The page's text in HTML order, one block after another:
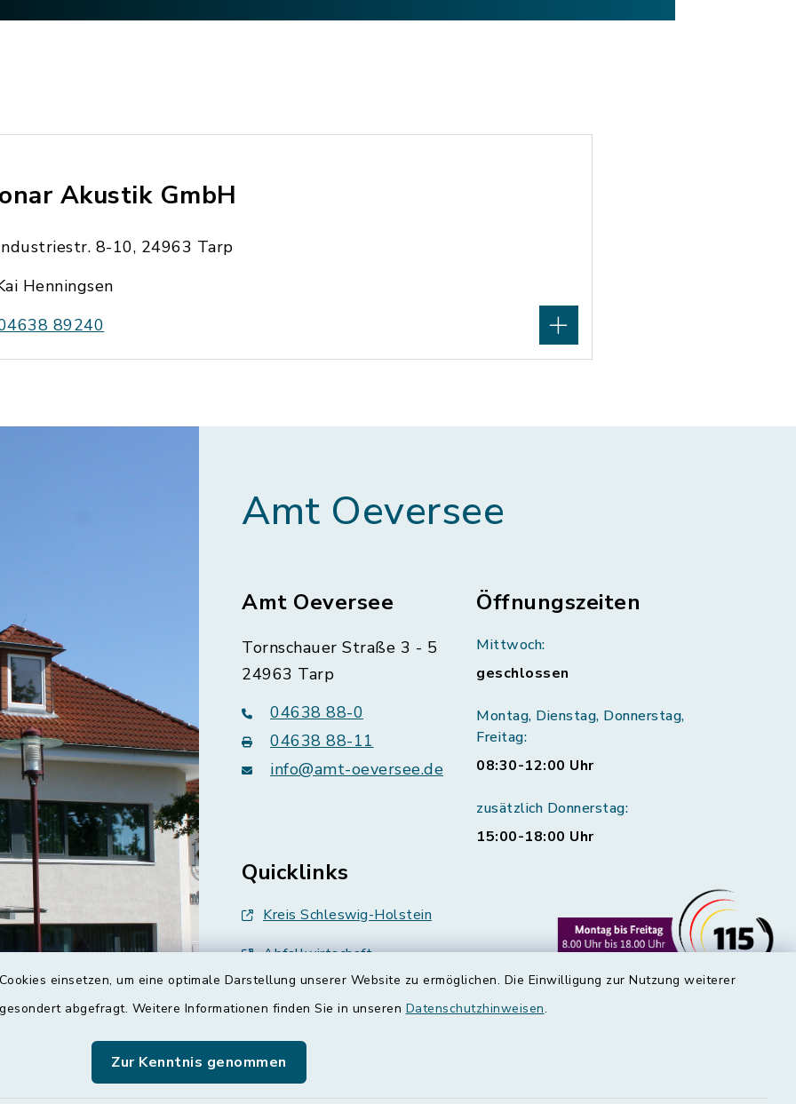
einsetzen, um eine optimale Darstellung unserer Website zu ermöglichen. Die Einwilligung zur Nutzung weiterer
abgefragt. Weitere Informationen finden Sie in unseren Datenschutzhinweisen.
Zur Kenntnis genommen
Akustik GmbH
8-10, 24963 Tarp
Henningsen
89240
Amt Oeversee
Amt Oeversee
Tornschauer Straße 3 - 5
24963 Tarp
04638 88-0
04638 88-11
info@amt-oeversee.de
Öffnungszeiten
Mittwoch:
geschlossen
Montag, Dienstag, Donnerstag,
Freitag:
08:30-12:00 Uhr
zusätzlich Donnerstag:
15:00-18:00 Uhr
Quicklinks
Kreis Schleswig-Holstein
Abfallwirtschaft
Grünes Binnenland
Schulverband Sieverstedt